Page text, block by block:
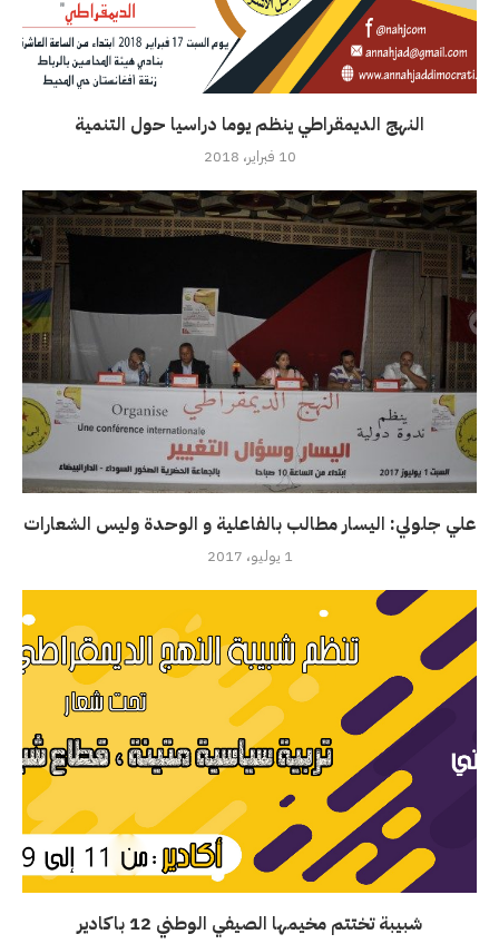
النهج الديمقراطي ينظم يوما دراسيا حول التنمية
10 فبراير، 2018
علي جلولي: اليسار مطالب بالفاعلية و الوحدة وليس الشعارات
1 يوليو، 2017
شبيبة تختتم مخيمها الصيفي الوطني 12 باكادير